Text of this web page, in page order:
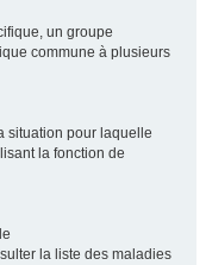
un groupe
commune à plusieurs
situation pour laquelle
la fonction de
la liste des maladies